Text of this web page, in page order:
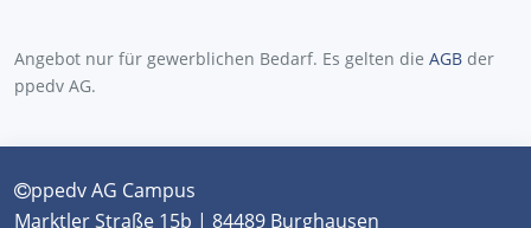
Angebot nur für gewerblichen Bedarf. Es gelten die AGB der
ppedv AG.
ppedv AG Campus
Marktler Straße 15b | 84489 Burghausen